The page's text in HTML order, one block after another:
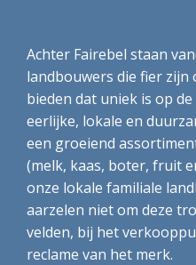
Achter Fairebel staan
landbouwers die fier zijn
bieden dat uniek is op
eerlijke, lokale en
een groeiend
(melk, kaas, boter, fruit
onze lokale familiale
aarzelen niet om deze
velden, bij het
reclame van het merk.